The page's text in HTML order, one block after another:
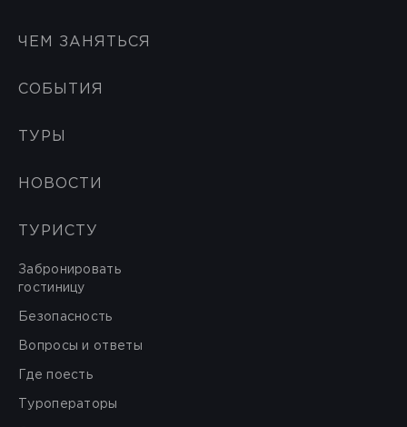
ЧЕМ ЗАНЯТЬСЯ
СОБЫТИЯ
ТУРЫ
НОВОСТИ
ТУРИСТУ
Забронировать
гостиницу
Безопасность
Вопросы и ответы
Где поесть
Туроператоры